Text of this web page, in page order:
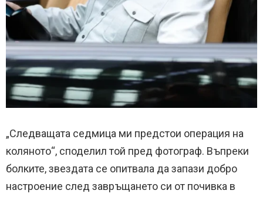
„Следващата седмица ми предстои операция на
коляното“, споделил той пред фотограф. Въпреки
болките, звездата се опитвала да запази добро
настроение след завръщането си от почивка в